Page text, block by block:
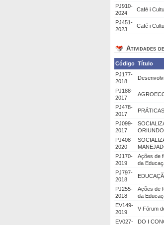
PJ910-
2024
Café i
PJ451-
2023
Café i
Atividades
Código Título
PJ177-
2018
PJ188-
2017
PJ478-
2017
PJ099-
2017
PJ408-
2020
PJ170-
2019
Ações de
da
PJ797-
2018
PJ255-
2018
Ações de
da
EV149-
2019
V Fórum
EV027-
DO I